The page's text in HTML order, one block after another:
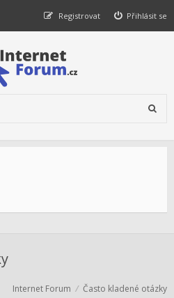
Přihlásit se
Registrovat
Internet Forum Často kladené otázky